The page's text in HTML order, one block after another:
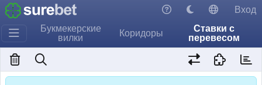
Букмекерские
вилки
Коридоры
Ставки с
перевесом
Вход